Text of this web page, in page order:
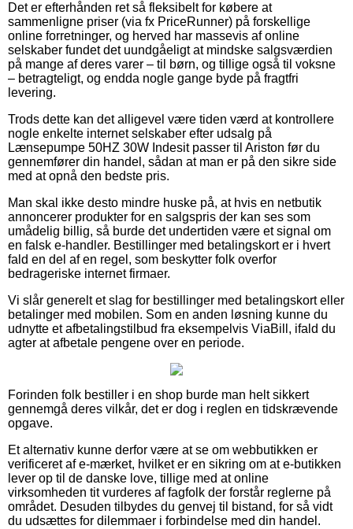
Det er efterhånden ret så fleksibelt for købere at
sammenligne priser (via fx PriceRunner) på forskellige
online forretninger, og herved har massevis af online
selskaber fundet det uundgåeligt at mindske salgsværdien
på mange af deres varer – til børn, og tillige også til voksne
– betragteligt, og endda nogle gange byde på fragtfri
levering.
Trods dette kan det alligevel være tiden værd at kontrollere
nogle enkelte internet selskaber efter udsalg på
Lænsepumpe 50HZ 30W Indesit passer til Ariston før du
gennemfører din handel, sådan at man er på den sikre side
med at opnå den bedste pris.
Man skal ikke desto mindre huske på, at hvis en netbutik
annoncerer produkter for en salgspris der kan ses som
umådelig billig, så burde det undertiden være et signal om
en falsk e-handler. Bestillinger med betalingskort er i hvert
fald en del af en regel, som beskytter folk overfor
bedrageriske internet firmaer.
Vi slår generelt et slag for bestillinger med betalingskort eller
betalinger med mobilen. Som en anden løsning kunne du
udnytte et afbetalingstilbud fra eksempelvis ViaBill, ifald du
agter at afbetale pengene over en periode.
Forinden folk bestiller i en shop burde man helt sikkert
gennemgå deres vilkår, det er dog i reglen en tidskrævende
opgave.
Et alternativ kunne derfor være at se om webbutikken er
verificeret af e-mærket, hvilket er en sikring om at e-butikken
lever op til de danske love, tillige med at online
virksomheden tit vurderes af fagfolk der forstår reglerne på
området. Desuden tilbydes du genvej til bistand, for så vidt
du udsættes for dilemmaer i forbindelse med din handel.